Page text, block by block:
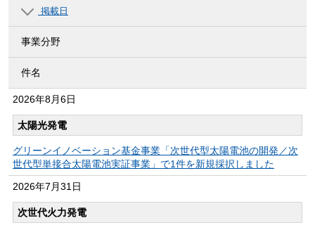
掲載日
事業分野
件名
2026年8月6日
太陽光発電
グリーンイノベーション基金事業「次世代型太陽電池の開発／次
世代型単接合太陽電池実証事業」で1件を新規採択しました
2026年7月31日
次世代火力発電